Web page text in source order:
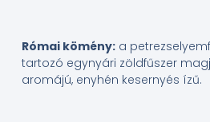
Római kömény:a
tartozó egynyári zöldfűszer
aromájú, enyhén kesernyés ízű.